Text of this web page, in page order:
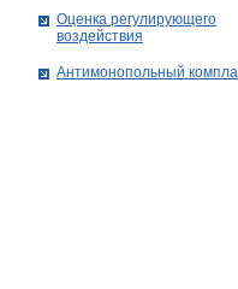
Оценка регулирующего
воздействия
Антимонопольный